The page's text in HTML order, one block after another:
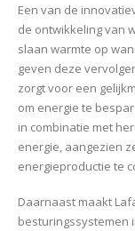
Een van de
de ontwikkeling van
slaan warmte op
geven deze
zorgt voor een
om energie te
in combinatie met
energie, aangezien
energieproductie te
Daarnaast maakt
besturingssystemen